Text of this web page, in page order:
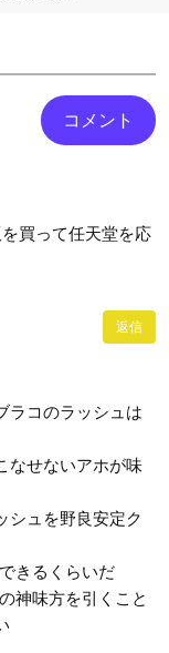
買って任天堂を応
返信
ラコのラッシュは
なせないアホが味
シュを野良安定ク
きるくらいだ
神味方を引くこと